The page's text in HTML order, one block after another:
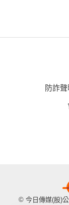
防詐
© 今日傳媒(股)